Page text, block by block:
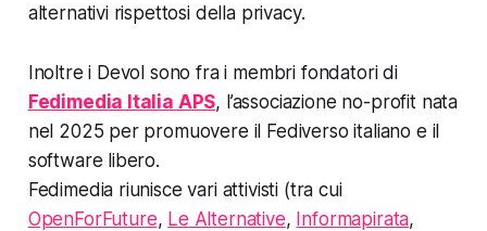
alternativi rispettosi della privacy.
Inoltre i Devol sono fra i membri fondatori di
Fedimedia Italia APS, l’associazione no-profit nata
nel 2025 per promuovere il Fediverso italiano e il
software libero.
Fedimedia riunisce vari attivisti (tra cui
OpenForFuture, Le Alternative, Informapirata,